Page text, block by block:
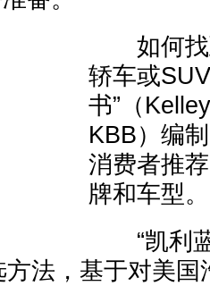
如何找
轿车或
书”（
KBB）编
消费者推
牌和车型。
“凯利蓝
法，基于对美